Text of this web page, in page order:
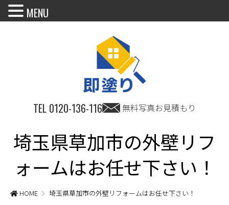
TEL 0120-136-116 無料写真お見積もり
埼玉県草加市の外壁リフ
ォームはお任せ下さい！
HOME 埼玉県草加市の外壁リフォームはお任せ下さい！
MENU